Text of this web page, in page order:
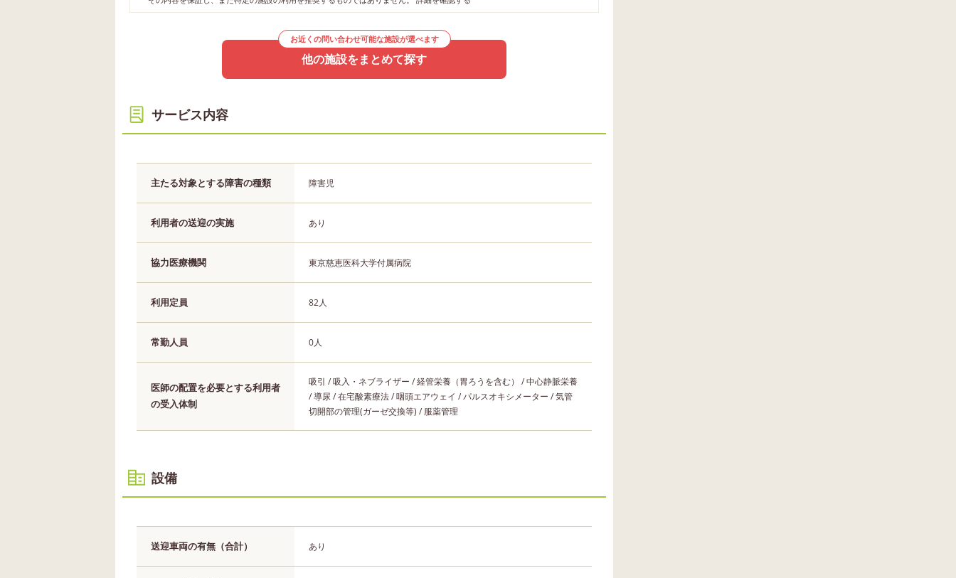
お近くの問い合わせ可能な施設が選べます
他の施設をまとめて探す
サービス内容
主たる対象とする障害の種類 障害児
利用者の送迎の実施 あり
協力医療機関 東京慈恵医科大学付属病院
利用定員 82人
常勤人員 0人
医師の配置を必要とする利用者
の受入体制
吸引 / 吸入・ネブライザー / 経管栄養（胃ろうを含む） / 中心静脈栄養
/ 導尿 / 在宅酸素療法 / 咽頭エアウェイ / パルスオキシメーター / 気管
切開部の管理(ガーゼ交換等) / 服薬管理
設備
送迎車両の有無（合計） あり